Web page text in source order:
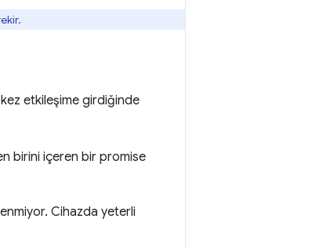
etkileşime girdiğinde
birini içeren bir promise
Cihazda yeterli